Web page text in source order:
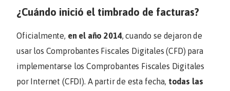
¿Cuándo inició el timbrado de facturas?
Oficialmente, en el año 2014, cuando se dejaron de
usar los Comprobantes Fiscales Digitales (CFD) para
implementarse los Comprobantes Fiscales Digitales
por Internet (CFDI). A partir de esta fecha, todas las